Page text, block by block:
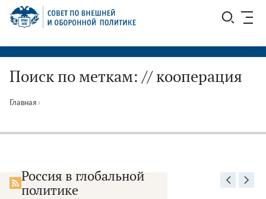
Перейти
СВОП
Поиск по меткам: // кооперация
Главная ›
Россия в глобальной
политике